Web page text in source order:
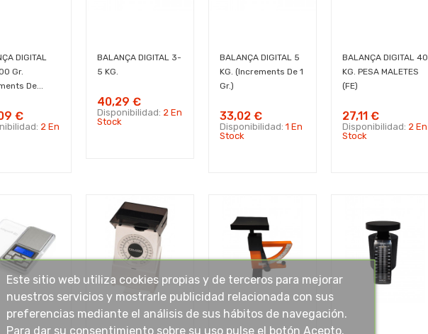
DIGITAL
Gr.
De...
€
2 En
BALANÇA DIGITAL 3-
5 KG.
40,29 €
Disponibilidad: 2 En
Stock
BALANÇA DIGITAL 5
KG. (increments De 1
Gr.)
33,02 €
Disponibilidad: 1 En
Stock
BALANÇA DIGITAL 40
KG. PESA MALETES
(FE)
27,11 €
Disponibilidad: 2 En
Stock
Este sitio web utiliza cookies propias y de terceros para mejorar
nuestros servicios y mostrarle publicidad relacionada con sus
preferencias mediante el análisis de sus hábitos de navegación.
Para dar su consentimiento sobre su uso pulse el botón Acepto.